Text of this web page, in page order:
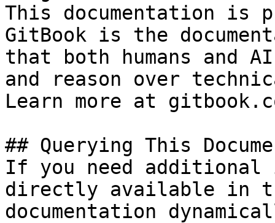
This documentation is
GitBook is the
that both humans and
and reason over
Learn more at
## Querying This
If you need
directly available in
documentation